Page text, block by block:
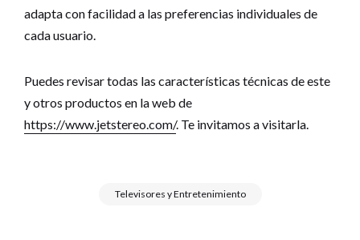
adapta con facilidad a las preferencias individuales de
cada usuario.
Puedes revisar todas las características técnicas de este
y otros productos en la web de
https://www.jetstereo.com/. Te invitamos a visitarla.
Televisores y Entretenimiento